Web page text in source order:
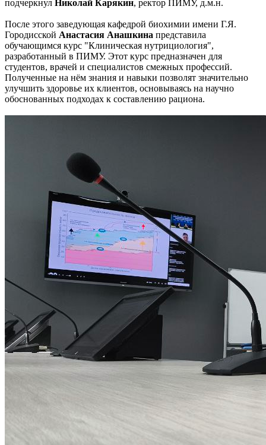
подчеркнул Николай Карякин, ректор ПИМУ, д.м.н.
После этого заведующая кафедрой биохимии имени Г.Я.
Городисской Анастасия Анашкина представила
обучающимся курс "Клиническая нутрициология",
разработанный в ПИМУ. Этот курс предназначен для
студентов, врачей и специалистов смежных профессий.
Полученные на нём знания и навыки позволят значительно
улучшить здоровье их клиентов, основываясь на научно
обоснованных подходах к составлению рациона.